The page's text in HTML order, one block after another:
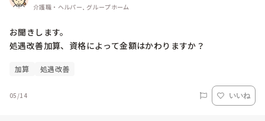
介護職・ヘルパー, グループホーム
お聞きします。
加算 処遇改善
05/14 いいね